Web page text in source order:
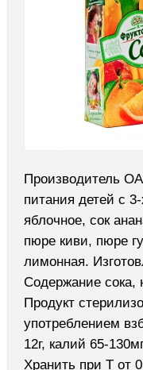
Производитель
питания детей с
яблочное, сок
пюре киви, пюре
лимонная.
Содержание сока,
Продукт
употреблением
12г, калий 65-
Хранить при Т от